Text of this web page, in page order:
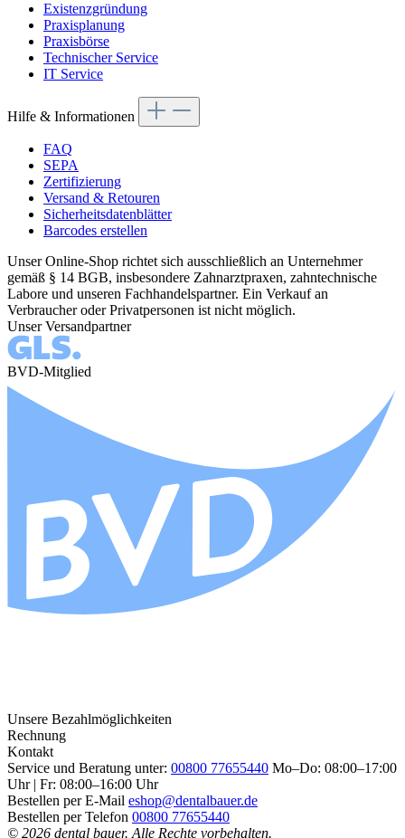
Existenzgründung
Praxisplanung
Praxisbörse
Technischer Service
IT Service
Hilfe & Informationen
FAQ
SEPA
Zertifizierung
Versand & Retouren
Sicherheitsdatenblätter
Barcodes erstellen
Unser Online-Shop richtet sich ausschließlich an Unternehmer
gemäß § 14 BGB, insbesondere Zahnarztpraxen, zahntechnische
Labore und unseren Fachhandelspartner. Ein Verkauf an
Verbraucher oder Privatpersonen ist nicht möglich.
Unser Versandpartner
BVD-Mitglied
Unsere Bezahlmöglichkeiten
Rechnung
Kontakt
Service und Beratung unter: 00800 77655440 Mo–Do: 08:00–17:00
Uhr | Fr: 08:00–16:00 Uhr
Bestellen per E-Mail eshop@dentalbauer.de
Bestellen per Telefon 00800 77655440
© 2026 dental bauer. Alle Rechte vorbehalten.